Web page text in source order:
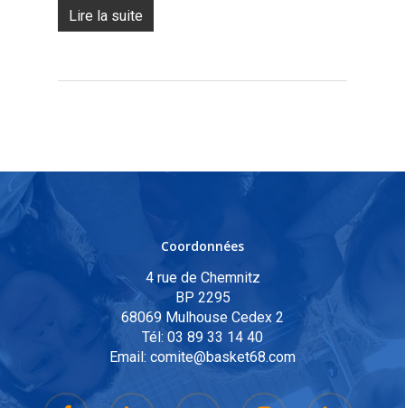
Lire la suite
Coordonnées
4 rue de Chemnitz
BP 2295
68069 Mulhouse Cedex 2
Tél: 03 89 33 14 40
Email: comite@basket68.com